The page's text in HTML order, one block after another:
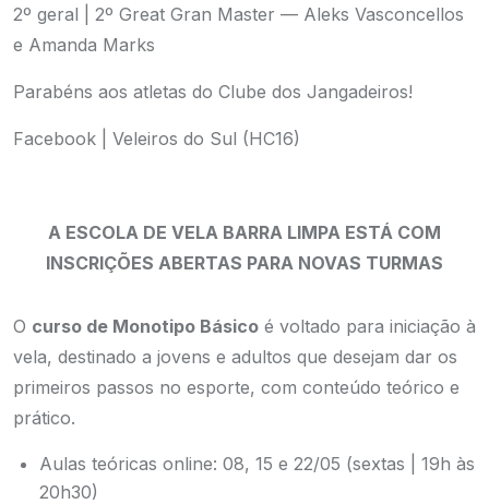
2º geral | 2º Great Gran Master — Aleks Vasconcellos
e Amanda Marks
Parabéns aos atletas do Clube dos Jangadeiros!
Facebook | Veleiros do Sul (HC16)
A ESCOLA DE VELA BARRA LIMPA ESTÁ COM
INSCRIÇÕES ABERTAS PARA NOVAS TURMAS
O curso de Monotipo Básico é voltado para iniciação à
vela, destinado a jovens e adultos que desejam dar os
primeiros passos no esporte, com conteúdo teórico e
prático.
Aulas teóricas online: 08, 15 e 22/05 (sextas | 19h às
20h30)